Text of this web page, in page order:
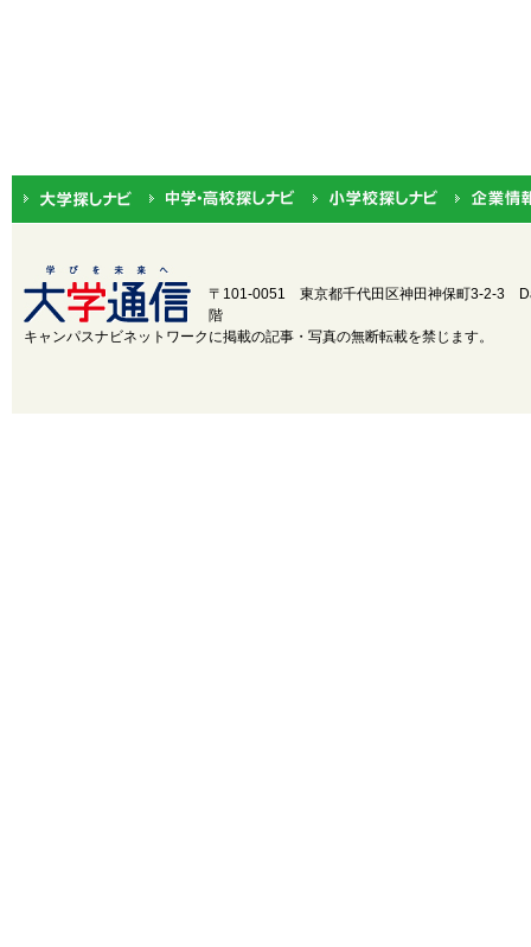
〒101-0051 東京都千代田区神田神保町3-2-3
階
キャンパスナビネットワークに掲載の記事・写真の無断転載を禁じます。